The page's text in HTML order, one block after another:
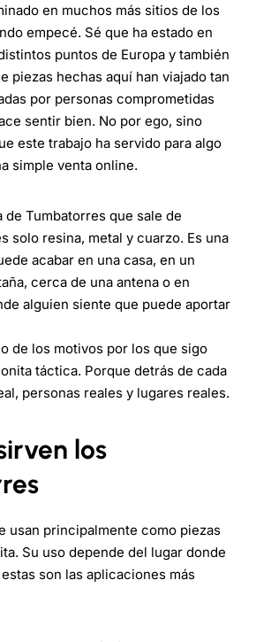
en muchos más sitios de los
empecé. Sé que ha estado en
puntos de Europa y también
piezas hechas aquí han viajado tan
por personas comprometidas
sentir bien. No por ego, sino
este trabajo ha servido para algo
simple venta online.
de Tumbatorres que sale de
solo resina, metal y cuarzo. Es una
acabar en una casa, en un
cerca de una antena o en
alguien siente que puede aportar
de los motivos por los que sigo
táctica. Porque detrás de cada
personas reales y lugares reales.
los
usan principalmente como piezas
Su uso depende del lugar donde
son las aplicaciones más